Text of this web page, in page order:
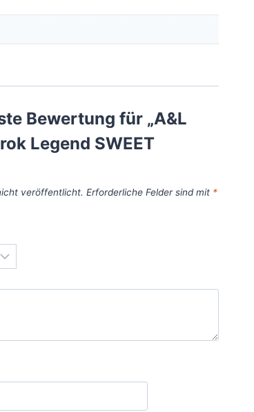
Bewertung für „A&L
Legend SWEET
veröffentlicht. Erforderliche Felder sind mit *